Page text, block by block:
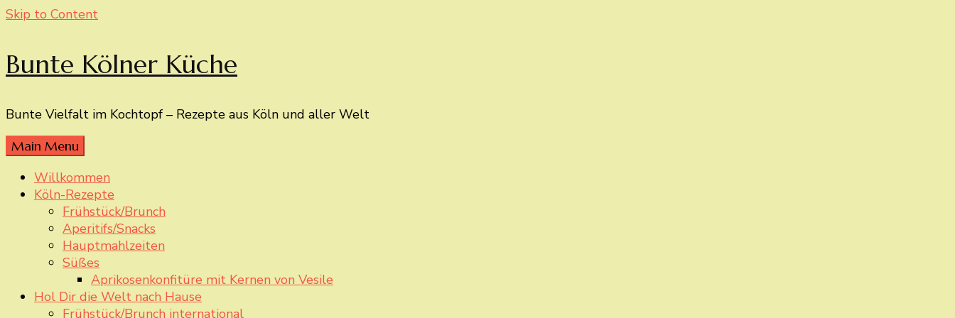
Skip to Content
Bunte Kölner Küche
Bunte Vielfalt im Kochtopf – Rezepte aus Köln und aller Welt
Main Menu
Willkommen
Köln-Rezepte
Frühstück/Brunch
Aperitifs/Snacks
Hauptmahlzeiten
Süßes
Aprikosenkonfitüre mit Kernen von Vesile
Hol Dir die Welt nach Hause
Frühstück/Brunch international